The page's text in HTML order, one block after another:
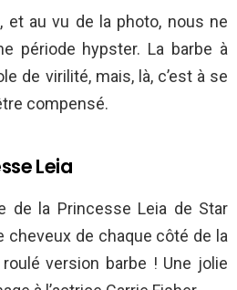
et au vu de la photo, nous ne
période hypster. La barbe à
de virilité, mais, là, c’est à se
compensé.
Leia
de la Princesse Leia de Star
cheveux de chaque côté de la
version barbe ! Une jolie